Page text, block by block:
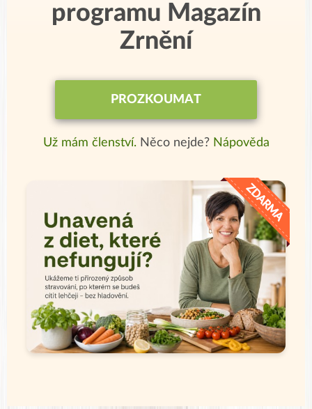
programu Magazín
Zrnění
PROZKOUMAT
Už mám členství. Něco nejde? Nápověda